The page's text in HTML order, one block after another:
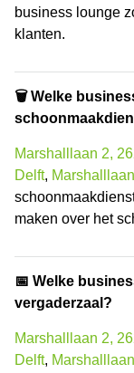
business lounge
klanten.
🗑 Welke
Marshalllaan 2,
Delft,
maken over het
📅 Welke
vergaderzaal?
Marshalllaan 2,
Delft,